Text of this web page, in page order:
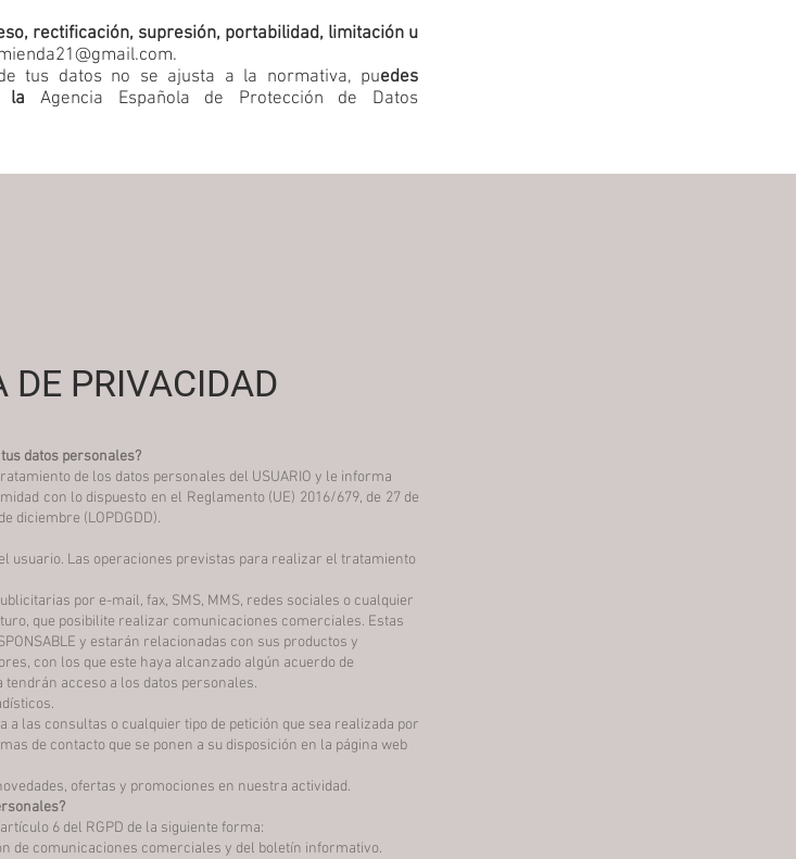
rectificación, supresión, portabilidad, limitación u
.
tus datos no se ajusta a la normativa, puedes
la Agencia Española de Protección de Datos
DE PRIVACIDAD
datos personales?
de los datos personales del USUARIO y le informa
con lo dispuesto en el Reglamento (UE) 2016/679, de 27 de
diciembre (LOPDGDD).
usuario. Las operaciones previstas para realizar el tratamiento
por e-mail, fax, SMS, MMS, redes sociales o cualquier
que posibilite realizar comunicaciones comerciales. Estas
y estarán relacionadas con sus productos y
con los que este haya alcanzado algún acuerdo de
acceso a los datos personales.
las consultas o cualquier tipo de petición que sea realizada por
de contacto que se ponen a su disposición en la página web
ofertas y promociones en nuestra actividad.
6 del RGPD de la siguiente forma:
de comunicaciones comerciales y del boletín informativo.